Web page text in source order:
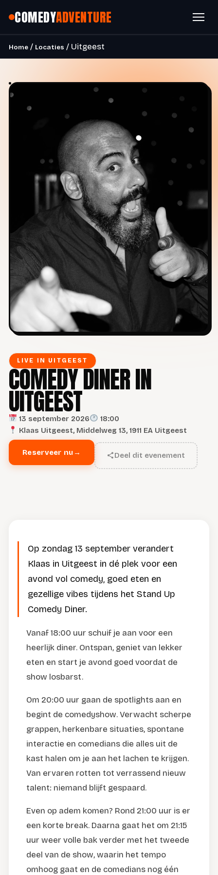
COMEDYADVENTURE
Home / Locaties / Uitgeest
LIVE IN UITGEEST
COMEDY DINER IN
UITGEEST
13 september 2026
18:00
Klaas Uitgeest, Middelweg 13, 1911 EA Uitgeest
Reserveer nu → Deel dit evenement
Op zondag 13 september verandert
Klaas in Uitgeest in dé plek voor een
avond vol comedy, goed eten en
gezellige vibes tijdens het Stand Up
Comedy Diner.
Vanaf 18:00 uur schuif je aan voor een
heerlijk diner. Ontspan, geniet van lekker
eten en start je avond goed voordat de
show losbarst.
Om 20:00 uur gaan de spotlights aan en
begint de comedyshow. Verwacht scherpe
grappen, herkenbare situaties, spontane
interactie en comedians die alles uit de
kast halen om je aan het lachen te krijgen.
Van ervaren rotten tot verrassend nieuw
talent: niemand blijft gespaard.
Even op adem komen? Rond 21:00 uur is er
een korte break. Daarna gaat het om 21:15
uur weer volle bak verder met het tweede
deel van de show, waarin het tempo
omhoog gaat en de comedians nog één